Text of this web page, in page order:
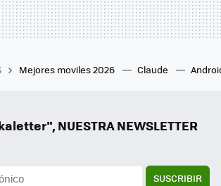
Mejores moviles 2026 Claude
NUESTRA NEWSLETTER
SUSCRIBIR